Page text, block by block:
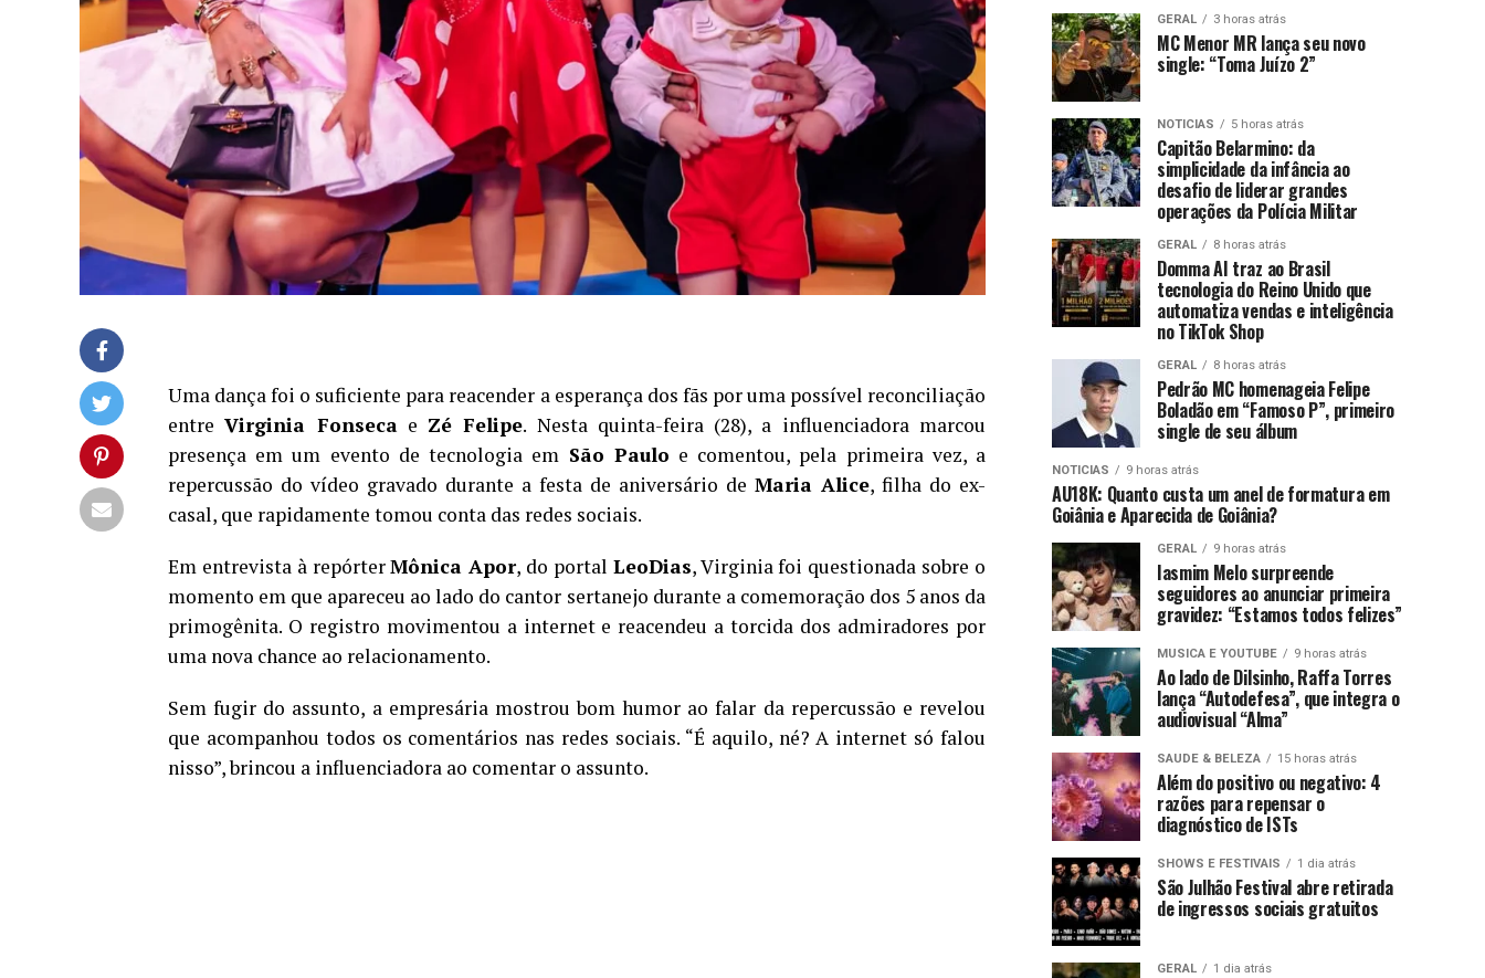
Uma dança foi o suficiente para reacender a esperança dos fãs por uma possível reconciliação
entreVirginia Fonseca e Zé Felipe. Nesta quinta-feira (28), a influenciadora marcou
presença em um evento de tecnologia em São Paulo e comentou, pela primeira vez, a
repercussão do vídeo gravado durante a festa de aniversário de Maria Alice, filha do ex-
casal, que rapidamente tomou conta das redes sociais.
Em entrevista à repórterMônica Apor, do portal LeoDias, Virginia foi questionada sobre o
momento em que apareceu ao lado do cantor sertanejo durante a comemoração dos 5 anos da
primogênita. O registro movimentou a internet e reacendeu a torcida dos admiradores por
uma nova chance ao relacionamento.
Sem fugir do assunto, a empresária mostrou bom humor ao falar da repercussão e revelou
que acompanhou todos os comentários nas redes sociais. “É aquilo, né? A internet só falou
nisso”, brincou a influenciadora ao comentar o assunto.
GERAL 3 horas atrás
MC Menor MR lança seu novo
single: “Toma Juízo 2”
NOTICIAS 5 horas atrás
Capitão Belarmino: da
simplicidade da infância ao
desafio de liderar grandes
operações da Polícia Militar
GERAL 8 horas atrás
Domma AI traz ao Brasil
tecnologia do Reino Unido que
automatiza vendas e inteligência
no TikTok Shop
GERAL 8 horas atrás
Pedrão MC homenageia Felipe
Boladão em “Famoso P”, primeiro
single de seu álbum
NOTICIAS 9 horas atrás
AU18K: Quanto custa um anel de formatura em
Goiânia e Aparecida de Goiânia?
GERAL 9 horas atrás
Iasmim Melo surpreende
seguidores ao anunciar primeira
gravidez: “Estamos todos felizes”
MUSICA E YOUTUBE 9 horas atrás
Ao lado de Dilsinho, Raffa Torres
lança “Autodefesa”, que integra o
audiovisual “Alma”
SAUDE & BELEZA 15 horas atrás
Além do positivo ou negativo: 4
razões para repensar o
diagnóstico de ISTs
SHOWS E FESTIVAIS 1 dia atrás
São Julhão Festival abre retirada
de ingressos sociais gratuitos
GERAL 1 dia atrás